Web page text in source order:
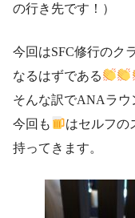
の行き先です！）
今回はSFC修行のク
なるはずである
そんな訳でANAラウ
今回も
はセルフの
持ってきます。